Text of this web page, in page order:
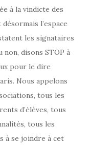
à la vindicte des
l’espace
les signataires
non, disons STOP à
pour le dire
Nous appelons
tous les
d’élèves, tous
tous les
à se joindre à cet